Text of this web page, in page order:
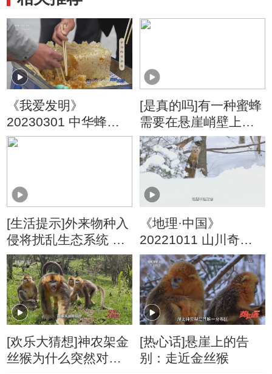
《我爱发明》
20230301 中华蜂有
新居
[是真的吗]有一种蜜蜂
需要在悬崖峭壁上饲
养？
[生活提示]外来物种入
侵将扰乱生态系统 危
害农业
《地理·中国》
20221011 山川奇景·
长白山3
[欢乐大猜想]神农架金
丝猴为什么突然对人
[热心话]悬崖上的告
别：走近金丝猴